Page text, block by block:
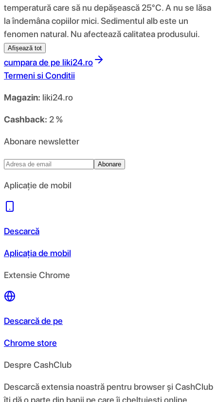
temperatură care să nu depășească 25°C. A nu se lăsa
la îndemâna copiilor mici. Sedimentul alb este un
fenomen natural. Nu afectează calitatea produsului.
Afișează tot
cumpara de pe liki24.ro
Termeni si Conditii
Magazin: liki24.ro
Cashback: 2 %
Abonare newsletter
Abonare
Aplicație de mobil
Descarcă
Aplicația de mobil
Extensie Chrome
Descarcă de pe
Chrome store
Despre CashClub
Descarcă extensia noastră pentru browser și CashClub
îți dă o parte din banii pe care îi cheltuiești online